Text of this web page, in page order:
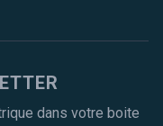
dans votre boite